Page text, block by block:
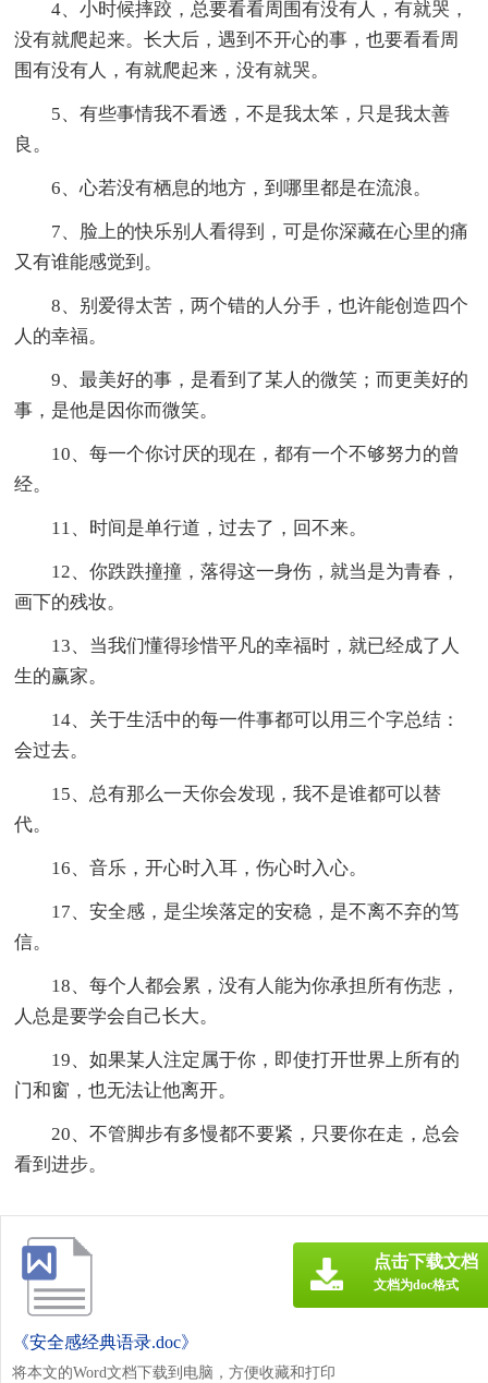
4、小时候摔跤，总要看看周围有没有人，有就哭，
没有就爬起来。长大后，遇到不开心的事，也要看看周
围有没有人，有就爬起来，没有就哭。
5、有些事情我不看透，不是我太笨，只是我太善
良。
6、心若没有栖息的地方，到哪里都是在流浪。
7、脸上的快乐别人看得到，可是你深藏在心里的痛
又有谁能感觉到。
8、别爱得太苦，两个错的人分手，也许能创造四个
人的幸福。
9、最美好的事，是看到了某人的微笑；而更美好的
事，是他是因你而微笑。
10、每一个你讨厌的现在，都有一个不够努力的曾
经。
11、时间是单行道，过去了，回不来。
12、你跌跌撞撞，落得这一身伤，就当是为青春，
画下的残妆。
13、当我们懂得珍惜平凡的幸福时，就已经成了人
生的赢家。
14、关于生活中的每一件事都可以用三个字总结：
会过去。
15、总有那么一天你会发现，我不是谁都可以替
代。
16、音乐，开心时入耳，伤心时入心。
17、安全感，是尘埃落定的安稳，是不离不弃的笃
信。
18、每个人都会累，没有人能为你承担所有伤悲，
人总是要学会自己长大。
19、如果某人注定属于你，即使打开世界上所有的
门和窗，也无法让他离开。
20、不管脚步有多慢都不要紧，只要你在走，总会
看到进步。
《安全感经典语录.doc》
将本文的Word文档下载到电脑，方便收藏和打印
点击下载文档
文档为doc格式